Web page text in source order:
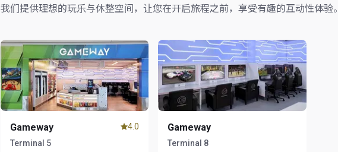
我们提供理想的玩乐与休整空间，让您在开启旅程之前，享受有趣的互动性体验。
Gameway
Terminal 5
4.0 Gameway
Terminal 8